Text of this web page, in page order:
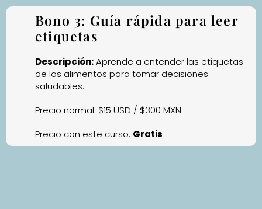
Bono 3: Guía rápida para leer
etiquetas
Descripción:Aprende a entender las etiquetas
de los alimentos para tomar decisiones
saludables.
Precio normal: $15 USD / $300 MXN
Precio con este curso: Gratis